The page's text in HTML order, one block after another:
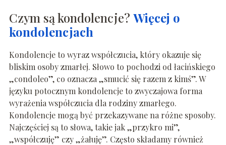
Czym są kondolencje? Więcej o
kondolencjach
Kondolencje to wyraz współczucia, który okazuje się
bliskim osoby zmarłej. Słowo to pochodzi od łacińskiego
„condoleo”, co oznacza „smucić się razem z kimś”. W
języku potocznym kondolencje to zwyczajowa forma
wyrażenia współczucia dla rodziny zmarłego.
Kondolencje mogą być przekazywane na różne sposoby.
Najczęściej są to słowa, takie jak „przykro mi”,
„współczuję” czy „żałuję”. Często składamy również